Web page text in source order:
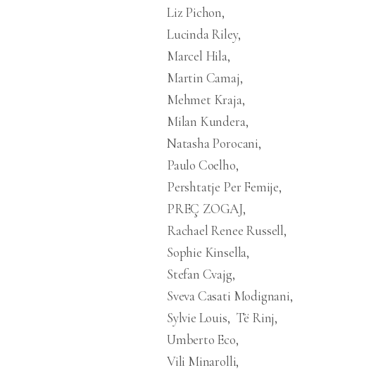
Liz Pichon
Lucinda Riley
Marcel Hila
Martin Camaj
Mehmet Kraja
Milan Kundera
Natasha Porocani
Paulo Coelho
Pershtatje Per Femije
PREÇ ZOGAJ
Rachael Renee Russell
Sophie Kinsella
Stefan Cvajg
Sveva Casati Modignani
Sylvie Louis
Të Rinj
Umberto Eco
Vili Minarolli